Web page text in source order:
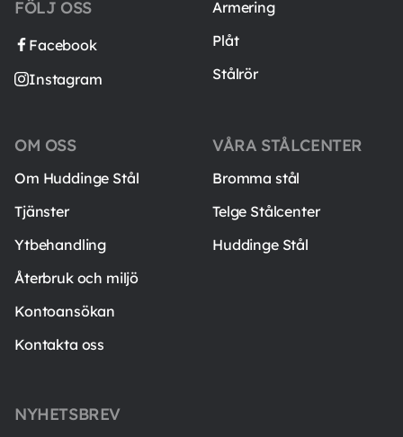
FÖLJ OSS
Facebook
Instagram
Armering
Plåt
Stålrör
VÅRA STÅLCENTER
Bromma stål
Telge Stålcenter
Huddinge Stål
OM OSS
Om Huddinge Stål
Tjänster
Ytbehandling
Återbruk och miljö
Kontoansökan
Kontakta oss
NYHETSBREV